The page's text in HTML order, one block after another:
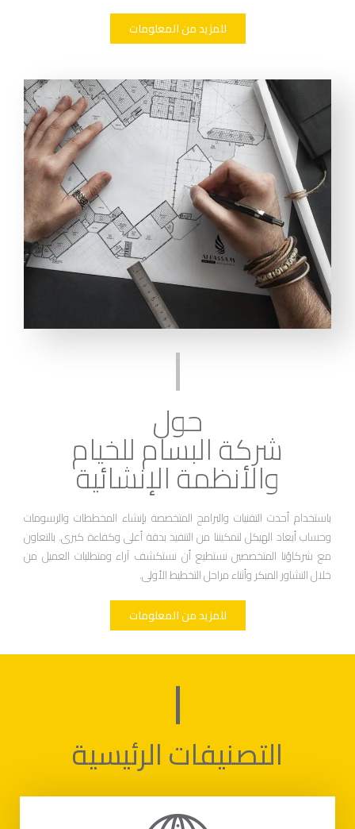
للمزيد من المعلومات
حول
شركة البسام للخيام
والأنظمة الإنشائية
باستخدام أحدث التقنيات والبرامج المتخصصة بإنشاء المخططات والرسومات
وحساب أبعاد الهيكل لتمكيننا من التنفيذ بدقة أعلى وكفاءة كبرى. بالتعاون
مع شركاؤنا المتخصصين نستطيع أن نستكشف آراء ومتطلبات العميل من
خلال التشاور المبكر وأثناء مراحل التخطيط الأولى.
للمزيد من المعلومات
التصنيفات الرئيسية